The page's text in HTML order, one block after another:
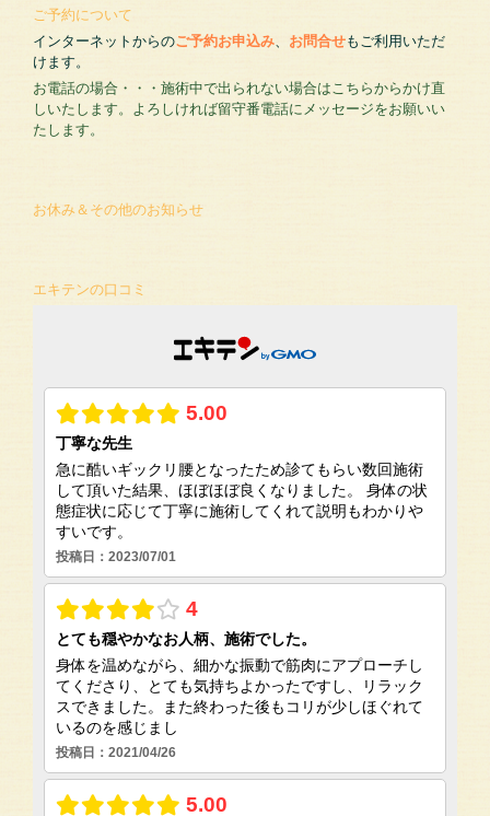
ご予約について
インターネットからのご予約お申込み、 お問合せもご利用いただ
けます。
お電話の場合・・・施術中で出られない場合はこちらからかけ直
しいたします。よろしければ留守番電話にメッセージをお願いい
たします。
お休み＆その他のお知らせ
エキテンの口コミ